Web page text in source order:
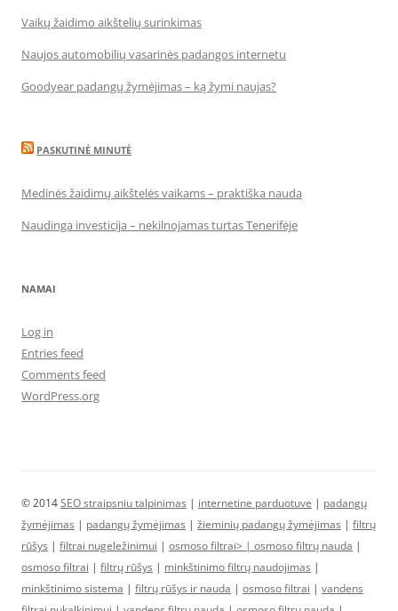
Vaikų žaidimo aikštelių surinkimas
Naujos automobilių vasarinės padangos internetu
Goodyear padangų žymėjimas – ką žymi naujas?
PASKUTINĖ MINUTĖ
Medinės žaidimų aikštelės vaikams – praktiška nauda
Naudinga investicija – nekilnojamas turtas Tenerifėje
NAMAI
Log in
Entries feed
Comments feed
WordPress.org
© 2014SEO straipsniu talpinimas | internetine parduotuve | padangų
žymėjimas | padangų žymėjimas | žieminių padangų žymėjimas | filtrų
rūšys | filtrai nugeležinimui | osmoso filtrai> | osmoso filtrų nauda |
osmoso filtrai | filtrų rūšys | minkštinimo filtrų naudojimas |
minkštinimo sistema | filtrų rūšys ir nauda | osmoso filtrai | vandens